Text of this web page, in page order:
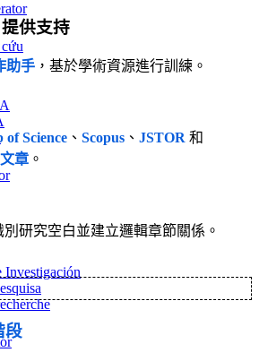
Investigación
提供支持
助手 ，基於學術資源進行訓練。
of Science 、 Scopus 、 JSTOR 和
章 。
研究空白並建立邏輯章節關係。
段